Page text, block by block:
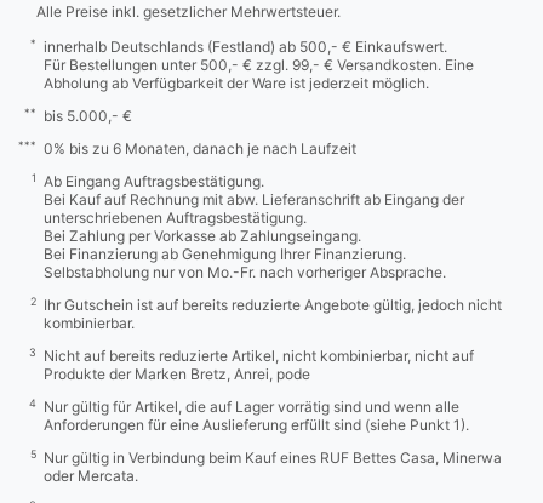
Alle Preise inkl. gesetzlicher Mehrwertsteuer.
*
innerhalb Deutschlands (Festland) ab 500,- € Einkaufswert.
Für Bestellungen unter 500,- € zzgl. 99,- € Versandkosten. Eine
Abholung ab Verfügbarkeit der Ware ist jederzeit möglich.
** bis 5.000,- €
*** 0% bis zu 6 Monaten, danach je nach Laufzeit
1
Ab Eingang Auftragsbestätigung.
Bei Kauf auf Rechnung mit abw. Lieferanschrift ab Eingang der
unterschriebenen Auftragsbestätigung.
Bei Zahlung per Vorkasse ab Zahlungseingang.
Bei Finanzierung ab Genehmigung Ihrer Finanzierung.
Selbstabholung nur von Mo.-Fr. nach vorheriger Absprache.
2
Ihr Gutschein ist auf bereits reduzierte Angebote gültig, jedoch nicht
kombinierbar.
3
Nicht auf bereits reduzierte Artikel, nicht kombinierbar, nicht auf
Produkte der Marken Bretz, Anrei, pode
4
Nur gültig für Artikel, die auf Lager vorrätig sind und wenn alle
Anforderungen für eine Auslieferung erfüllt sind (siehe Punkt 1).
5
Nur gültig in Verbindung beim Kauf eines RUF Bettes Casa, Minerwa
oder Mercata.